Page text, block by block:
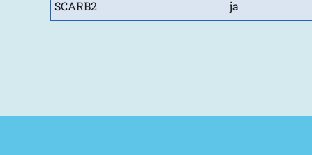
SCARB2
ja